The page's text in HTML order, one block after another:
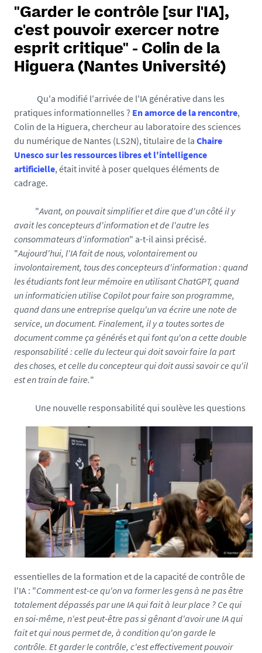
i
a
s
/
p
t
o
/
p
1
1
0
4
8
-
w
e
b
_
1
7
7
7
"Garder le contrôle [sur l'IA],
c'est pouvoir exercer notre
esprit critique" - Colin de la
Higuera (Nantes Université)
Qu'a modifié l'arrivée de l'IA générative dans les
pratiques informationnelles ? En amorce de la rencontre,
Colin de la Higuera, chercheur au laboratoire des sciences
du numérique de Nantes (LS2N), titulaire de la Chaire
Unesco sur les ressources libres et l'intelligence
artificielle, était invité à poser quelques éléments de
cadrage.
"Avant, on pouvait simplifier et dire que d'un côté il y
avait les concepteurs d'information et de l'autre les
consommateurs d'information" a-t-il ainsi précisé.
"Aujourd'hui, l'IA fait de nous, volontairement ou
involontairement, tous des concepteurs d'information : quand
les étudiants font leur mémoire en utilisant ChatGPT, quand
un informaticien utilise Copilot pour faire son programme,
quand dans une entreprise quelqu'un va écrire une note de
service, un document. Finalement, il y a toutes sortes de
document comme ça générés et qui font qu'on a cette double
responsabilité : celle du lecteur qui doit savoir faire la part
des choses, et celle du concepteur qui doit aussi savoir ce qu'il
est en train de faire."
Une nouvelle responsabilité qui soulève les questions
essentielles de la formation et de la capacité de contrôle de
l'IA : "Comment est-ce qu'on va former les gens à ne pas être
totalement dépassés par une IA qui fait à leur place ? Ce qui
en soi-même, n'est peut-être pas si gênant d'avoir une IA qui
fait et qui nous permet de, à condition qu'on garde le
contrôle. Et garder le contrôle, c'est effectivement pouvoir